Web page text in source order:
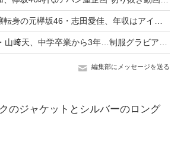
編集部にメッセージを送る
のジャケットとシルバーのロング